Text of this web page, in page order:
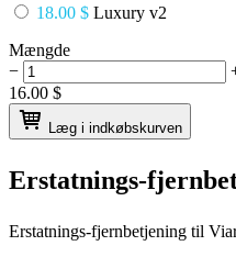
18.00 $ Luxury v2
Mængde
−
16.00 $
Læg i indkøbskurven
Erstatnings-
Erstatnings-fjernbetjening til